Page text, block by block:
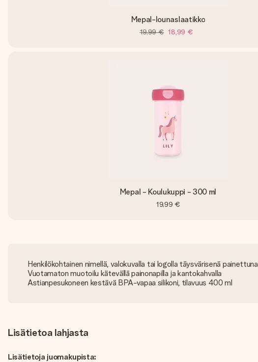
Mepal-lounaslaatikko
19,99 € 18,99 €
Mepal - Koulukuppi - 300 ml
19,99 €
Henkilökohtainen nimellä, valokuvalla tai logolla täysvärisenä painettuna
Vuotamaton muotoilu kätevällä painonapilla ja kantokahvalla
Astianpesukoneen kestävä BPA-vapaa silikoni, tilavuus 400 ml
Lisätietoa lahjasta
Lisätietoja juomakupista: